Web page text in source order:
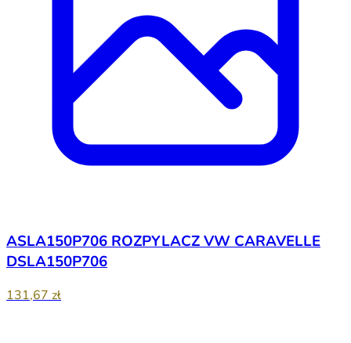
ASLA150P706 ROZPYLACZ VW CARAVELLE
DSLA150P706
131,67 zł